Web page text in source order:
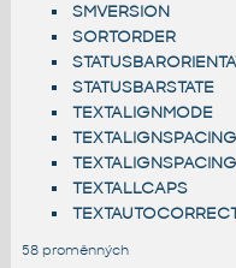
SMVERSION
SORTORDER
STATUSBARSTATE
TEXTALIGNMODE
TEXTALIGNSPACING
TEXTALLCAPS
58 proměnných